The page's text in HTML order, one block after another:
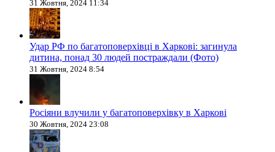
31 Жовтня, 2024 11:34
Удар РФ по багатоповерхівці в Харкові: загинула
дитина, понад 30 людей постраждали (Фото)
31 Жовтня, 2024 8:54
Росіяни влучили у багатоповерхівку в Харкові
30 Жовтня, 2024 23:08